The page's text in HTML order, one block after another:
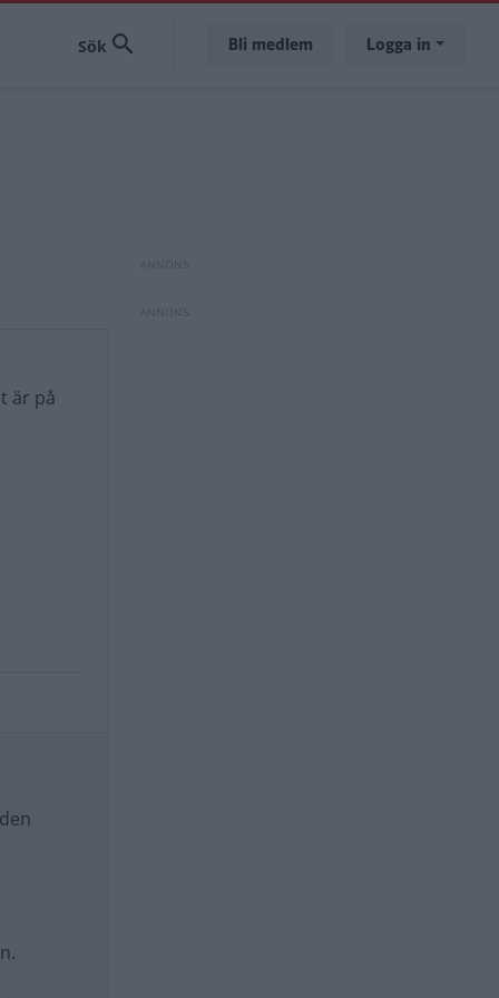
Bli medlem Logga in
är på